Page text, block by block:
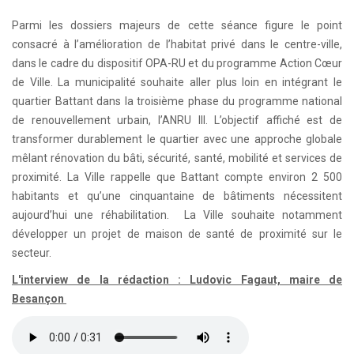
Parmi les dossiers majeurs de cette séance figure le point
consacré à l’amélioration de l’habitat privé dans le centre-ville,
dans le cadre du dispositif OPA-RU et du programme Action Cœur
de Ville. La municipalité souhaite aller plus loin en intégrant le
quartier Battant dans la troisième phase du programme national
de renouvellement urbain, l’ANRU III. L’objectif affiché est de
transformer durablement le quartier avec une approche globale
mêlant rénovation du bâti, sécurité, santé, mobilité et services de
proximité. La Ville rappelle que Battant compte environ 2 500
habitants et qu’une cinquantaine de bâtiments nécessitent
aujourd’hui une réhabilitation. La Ville souhaite notamment
développer un projet de maison de santé de proximité sur le
secteur.
L'interview de la rédaction : Ludovic Fagaut, maire de
Besançon